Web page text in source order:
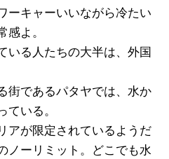
ーキャーいいながら冷たい
感よ。
いる人たちの大半は、外国
街であるパタヤでは、水か
ている。
アが限定されているようだ
ノーリミット。どこでも水